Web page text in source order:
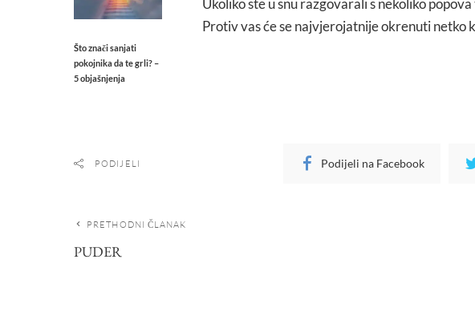
Što znači sanjati
pokojnika da te grli? –
5 objašnjenja
Ukoliko ste u snu razgovarali s nekoliko
Protiv vas će se najvjerojatnije okrenuti netko
PODIJELI Podijeli na Facebook
PRETHODNI ČLANAK
PUDER